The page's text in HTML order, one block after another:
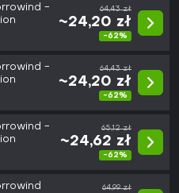
-
64,43 zł
~24,20 zł
-62%
-
64,43 zł
~24,20 zł
-62%
-
65,12 zł
~24,62 zł
-62%
64,99 zł